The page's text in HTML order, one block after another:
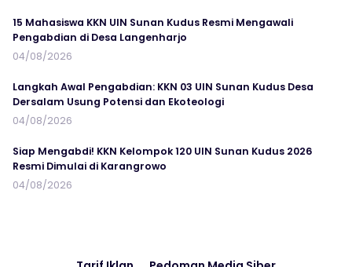
15 Mahasiswa KKN UIN Sunan Kudus Resmi Mengawali
Pengabdian di Desa Langenharjo
04/08/2026
Langkah Awal Pengabdian: KKN 03 UIN Sunan Kudus Desa
Dersalam Usung Potensi dan Ekoteologi
04/08/2026
Siap Mengabdi! KKN Kelompok 120 UIN Sunan Kudus 2026
Resmi Dimulai di Karangrowo
04/08/2026